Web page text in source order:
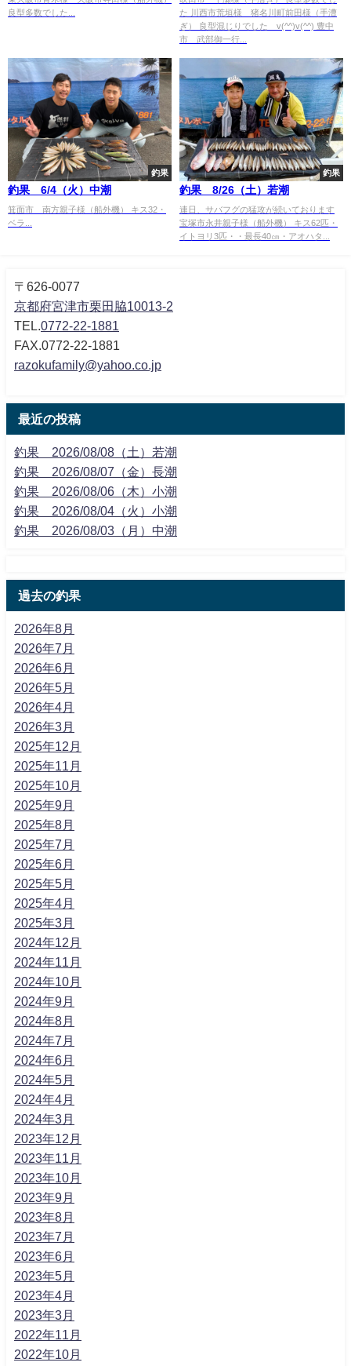
良型多数でした...
た 川西市荒垣様 猪名川町前田様（手漕
ぎ） 良型混じりでした v(^^)v(^^) 豊中
市 武部御一行...
釣果
釣果 6/4（火）中潮
箕面市 南方親子様（船外機） キス32・
ベラ...
釣果
釣果 8/26（土）若潮
連日、サバフグの猛攻が続いております
宝塚市永井親子様（船外機） キス62匹・
イトヨリ3匹・・最長40㎝・アオハタ...
〒626-0077
京都府宮津市栗田脇10013-2
TEL. 0772-22-1881
FAX.0772-22-1881
razokufamily@yahoo.co.jp
最近の投稿
釣果 2026/08/08（土）若潮
釣果 2026/08/07（金）長潮
釣果 2026/08/06（木）小潮
釣果 2026/08/04（火）小潮
釣果 2026/08/03（月）中潮
過去の釣果
2026年8月
2026年7月
2026年6月
2026年5月
2026年4月
2026年3月
2025年12月
2025年11月
2025年10月
2025年9月
2025年8月
2025年7月
2025年6月
2025年5月
2025年4月
2025年3月
2024年12月
2024年11月
2024年10月
2024年9月
2024年8月
2024年7月
2024年6月
2024年5月
2024年4月
2024年3月
2023年12月
2023年11月
2023年10月
2023年9月
2023年8月
2023年7月
2023年6月
2023年5月
2023年4月
2023年3月
2022年11月
2022年10月